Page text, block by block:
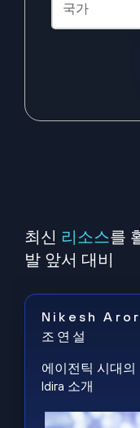
최신 리소스를
발 앞서 대비
Nikesh
조연설
에이전틱 시대의
Idira 소개